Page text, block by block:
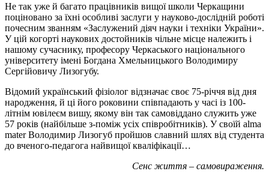
Не так уже й багато працівників вищої школи Черкащини
поціновано за їхні особливі заслуги у науково-дослідній роботі
почесним званням «Заслужений діяч науки і техніки України».
У цій когорті наукових достойників чільне місце належить і
нашому сучаснику, професору Черкаського національного
університету імені Богдана Хмельницького Володимиру
Сергійовичу Лизогубу.
Відомий український фізіолог відзначає своє 75-річчя від дня
народження, й ці його роковини співпадають у часі із 100-
літнім ювілеєм вишу, якому він так самовіддано служить уже
57 років (найбільше з-поміж усіх співробітників). У своїй alma
mater Володимир Лизогуб пройшов славний шлях від студента
до вченого-педагога найвищої кваліфікації…
Сенс життя – самовираження.